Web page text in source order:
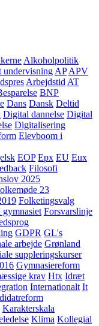
Alkoholpolitik
undervisning AP APV
Arbejdstid AT
BNP
Dans Dansk Deltid
Digital dannelse Digital
Digitalisering
Elevboom i
EOP Epx EU Eux
Filosofi
2025
23
Folketingsvalg
gymnasiet Forsvarslinje
GDPR GL's
arbejde Grønland
suppleringskurser
Gymnasiereform
krav Htx Idræt
Internationalt It
Karakterskala
Klima Kollegial